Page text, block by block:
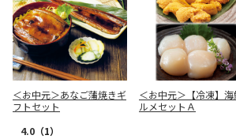
＜お中元＞あなご蒲焼きギ
フトセット
4.0 （1）
＜お中元＞【冷凍】
ルメセットＡ